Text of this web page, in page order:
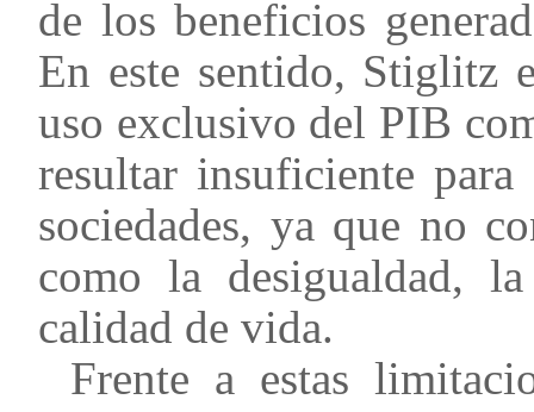
de los beneficios
En este sentido, Stiglitz
uso exclusivo del PIB
resultar insuficiente
sociedades, ya que no
como la desigualdad,
calidad de vida.
Frente a estas